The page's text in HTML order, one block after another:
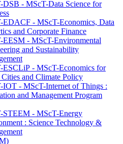
DSB - MScT-Data Science for
EDACF - MScT-Economics, Data
and Corporate Finance
EESM - MScT-Environmental
and Sustainability
ESCLiP - MScT-Economics for
Cities and Climate Policy
IOT - MScT-Internet of Things :
and Management Program
STEEM - MScT-Energy
: Science Technology &